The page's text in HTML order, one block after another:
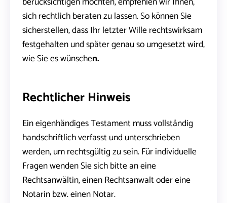
sich rechtlich beraten zu lassen. So können Sie
sicherstellen, dass Ihr letzter Wille rechtswirksam
festgehalten und später genau so umgesetzt wird,
wie Sie es wünschen.
Rechtlicher Hinweis
Ein eigenhändiges Testament muss vollständig
handschriftlich verfasst und unterschrieben
werden, um rechtsgültig zu sein. Für individuelle
Fragen wenden Sie sich bitte an eine
Rechtsanwältin, einen Rechtsanwalt oder eine
Notarin bzw. einen Notar.